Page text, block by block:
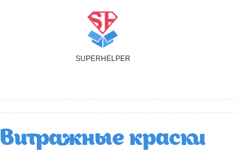
SUPER H ELPER
Витражные краски